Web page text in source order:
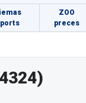
ZOO
preces